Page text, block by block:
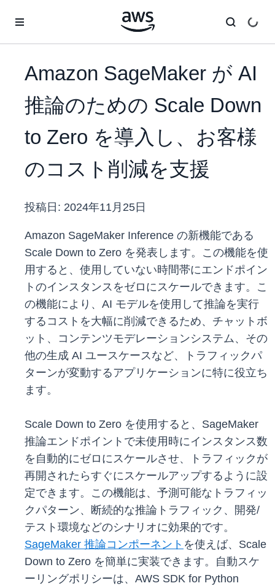
Amazon SageMaker が AI
推論のための Scale Down
to Zero を導入し、お客様
のコスト削減を支援
投稿日: 2024年11月25日
Amazon SageMaker Inference の新機能である
Scale Down to Zero を発表します。この機能を使
用すると、使用していない時間帯にエンドポイン
トのインスタンスをゼロにスケールできます。こ
の機能により、AI モデルを使用して推論を実行
するコストを大幅に削減できるため、チャットボ
ット、コンテンツモデレーションシステム、その
他の生成 AI ユースケースなど、トラフィックパ
ターンが変動するアプリケーションに特に役立ち
ます。
Scale Down to Zero を使用すると、SageMaker
推論エンドポイントで未使用時にインスタンス数
を自動的にゼロにスケールさせ、トラフィックが
再開されたらすぐにスケールアップするように設
定できます。この機能は、予測可能なトラフィッ
クパターン、断続的な推論トラフィック、開発/
テスト環境などのシナリオに効果的です。
SageMaker 推論コンポーネント を使えば、Scale
Down to Zero を簡単に実装できます。自動スケ
ーリングポリシーは、AWS SDK for Python